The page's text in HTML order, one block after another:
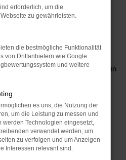
und Beratung
wir Ihnen nicht nur
oder
Ihnen auch Tipps für die
Ausstattung für Ihre
und Umgebung. Lernen Sie
den Unterschied, der bei uns in
unsere Teams und einer
erforderlich, um die
zu gewährleisten.
die bestmögliche Funktionalität
von Drittanbietern wie Google
und weitere
es uns, die Nutzung der
um die Leistung zu messen und
werden Technologien eingesetzt,
verwendet werden, um
zu verfolgen und um Anzeigen
Interessen relevant sind.